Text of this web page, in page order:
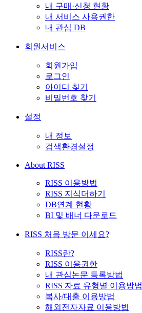
내 구매·신청 현황
내 서비스 사용권한
내 관심 DB
회원서비스
회원가입
로그인
아이디 찾기
비밀번호 찾기
설정
내 정보
검색환경설정
About RISS
RISS 이용방법
RISS 지식더하기
DB연계 현황
BI 및 배너 다운로드
RISS 처음 방문 이세요?
RISS란?
RISS 이용권한
내 관심논문 등록방법
RISS 자료 유형별 이용방법
복사/대출 이용방법
해외전자자료 이용방법